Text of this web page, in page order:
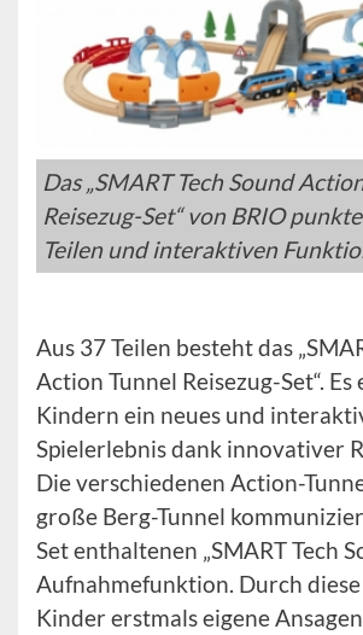
Das „SMART Tech Sound
Reisezug-Set“ von BRIO
Teilen und interaktiven
Aus 37 Teilen besteht das
Action Tunnel Reisezug-Set“.
Kindern ein neues und
Spielerlebnis dank innovativer
Die verschiedenen Action-
große Berg-Tunnel
Set enthaltenen „SMART Tech
Aufnahmefunktion. Durch
Kinder erstmals eigene